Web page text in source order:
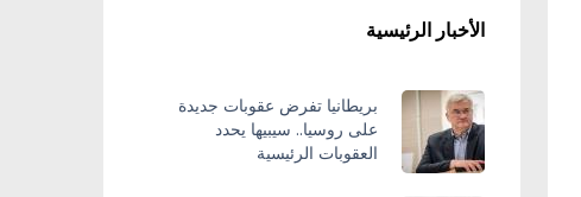
الأخبار الرئيسية
بريطانيا تفرض عقوبات جديدة
على روسيا.. سيبيها يحدد
العقوبات الرئيسية